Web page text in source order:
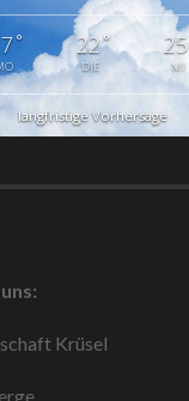
° 22°
DIE
25
MI
langfristige Vorhersage
Krüsel